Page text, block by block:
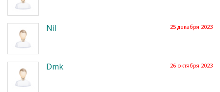
25 декабря 2023
Nil
26 октября 2023
Dmk